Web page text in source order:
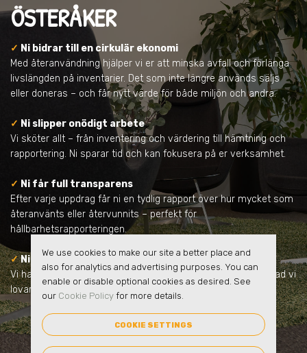
ÖSTERÅKER
✓ Ni bidrar till en cirkulär ekonomi
Med återanvändning hjälper vi er att minska avfall och förlänga
livslängden på inventarier. Det som inte längre används säljs
eller doneras – och får nytt värde för både miljön och andra.
✓ Ni slipper onödigt arbete
Vi sköter allt – från inventering och värdering till hämtning och
rapportering. Ni sparar tid och kan fokusera på er verksamhet.
✓ Ni får full transparens
Efter varje uppdrag får ni en tydlig rapport över hur mycket som
återanvänts eller återvunnits – perfekt för
hållbarhetsrapporteringen.
✓Ni samarbetar med en pålitlig partner
Vi har lång erfarenhet, har inga dolda avgifter och vi håller vad vi
lovar.
We use cookies to make our site a better place and
also for analytics and advertising purposes. You can
enable or disable optional cookies as desired. See
our Cookie Policyfor more details.
COOKIE SETTINGS